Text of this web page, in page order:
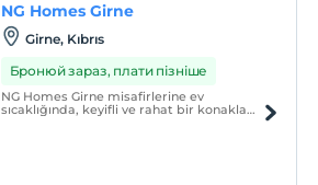
NG Homes Girne
Girne, Kıbrıs
Бронюй зараз, плати пізніше
NG Homes Girne misafirlerine ev
sıcaklığında, keyifli ve rahat bir konaklama